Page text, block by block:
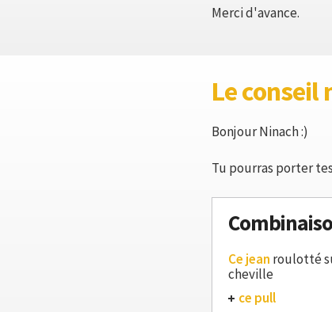
Merci d'avance.
Le conseil
Bonjour Ninach :)
Tu pourras porter
Ce jean roulotté
cheville
ce pull